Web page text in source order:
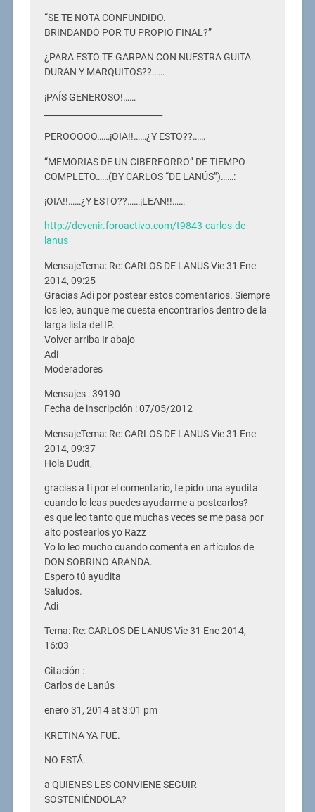
“SE TE NOTA CONFUNDIDO.
BRINDANDO POR TU PROPIO FINAL?”
¿PARA ESTO TE GARPAN CON NUESTRA GUITA
DURAN Y MARQUITOS??……
¡PAÍS GENEROSO!……
PEROOOOO……¡OIA!!……¿Y ESTO??……
“MEMORIAS DE UN CIBERFORRO” DE TIEMPO
COMPLETO……(BY CARLOS “DE LANÚS”)……:
¡OIA!!……¿Y ESTO??……¡LEAN!!……
http://devenir.foroactivo.com/t9843-carlos-de-
lanus
MensajeTema: Re: CARLOS DE LANUS Vie 31 Ene
2014, 09:25
Gracias Adi por postear estos comentarios. Siempre
los leo, aunque me cuesta encontrarlos dentro de la
larga lista del IP.
Volver arriba Ir abajo
Adi
Moderadores
Mensajes : 39190
Fecha de inscripción : 07/05/2012
MensajeTema: Re: CARLOS DE LANUS Vie 31 Ene
2014, 09:37
Hola Dudit,
gracias a ti por el comentario, te pido una ayudita:
cuando lo leas puedes ayudarme a postearlos?
es que leo tanto que muchas veces se me pasa por
alto postearlos yo Razz
Yo lo leo mucho cuando comenta en artículos de
DON SOBRINO ARANDA.
Espero tú ayudita
Saludos.
Adi
Tema: Re: CARLOS DE LANUS Vie 31 Ene 2014,
16:03
Citación :
Carlos de Lanús
enero 31, 2014 at 3:01 pm
KRETINA YA FUÉ.
NO ESTÁ.
a QUIENES LES CONVIENE SEGUIR
SOSTENIÉNDOLA?